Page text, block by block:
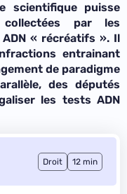
scientifique puisse
par les
« récréatifs ». Il
entrainant
de paradigme
des députés
les tests ADN
Droit 12 min